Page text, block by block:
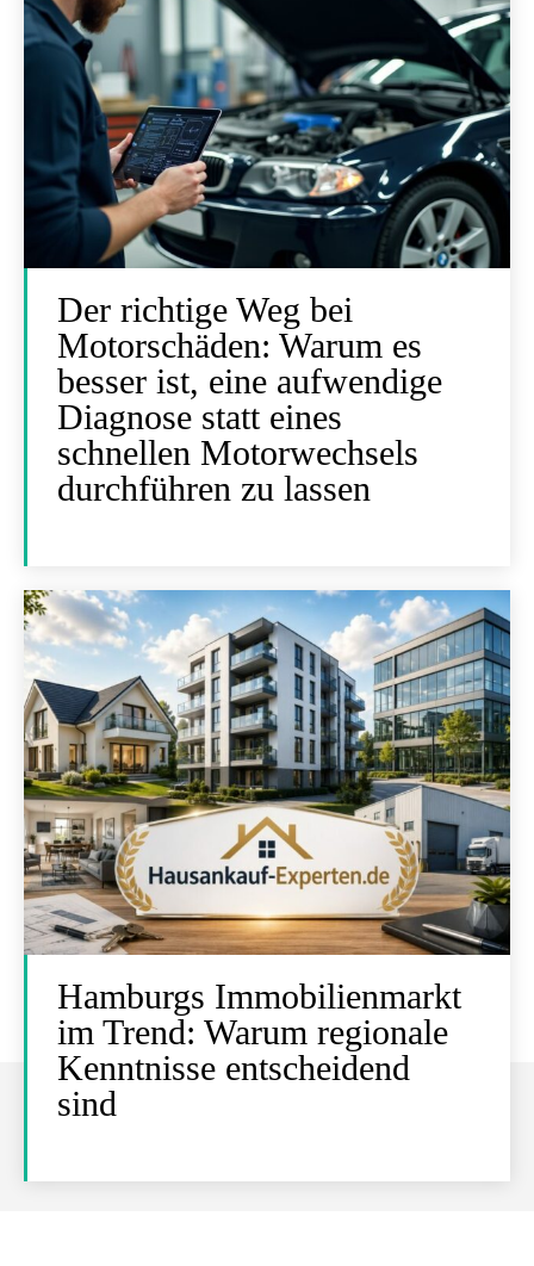
Der richtige Weg bei
Motorschäden: Warum es
besser ist, eine aufwendige
Diagnose statt eines
schnellen Motorwechsels
durchführen zu lassen
Hamburgs Immobilienmarkt
im Trend: Warum regionale
Kenntnisse entscheidend
sind